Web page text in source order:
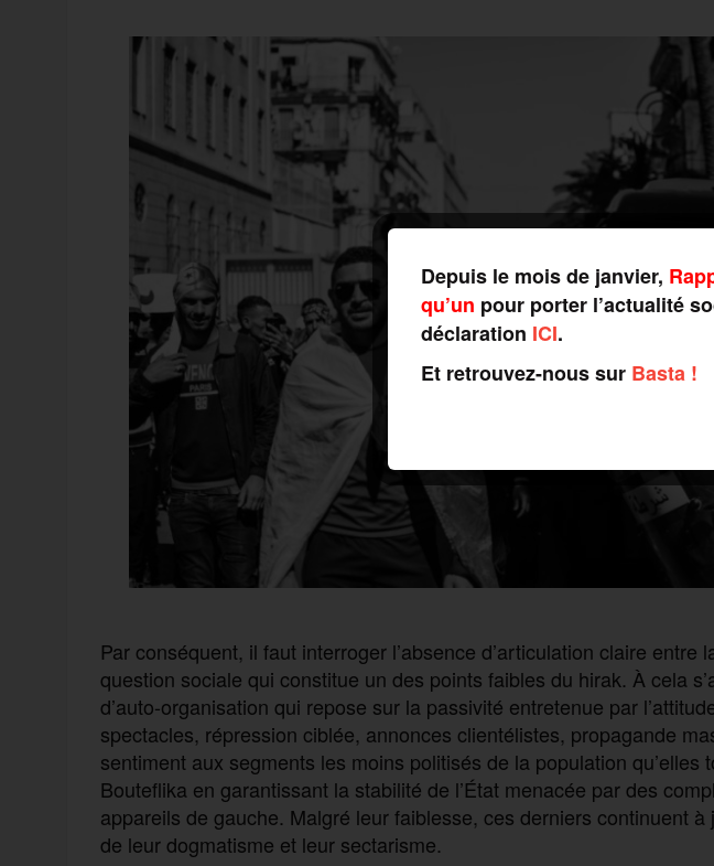
Par conséquent, il faut interroger l’absence d’articulation claire entre
question sociale qui constitue un des points faibles du hirak. À cela
d’auto-organisation qui repose sur la passivité entretenue par
spectacles, répression ciblée, annonces clientélistes, propagande
sentiment aux segments les moins politisés de la population qu’elles
Bouteflika en garantissant la stabilité de l’État menacée par des
appareils de gauche. Malgré leur faiblesse, ces derniers continuent
de leur dogmatisme et leur sectarisme.
Depuis le mois de janvier,
qu’un pour porter l’actualité
déclaration ICI.
Et retrouvez-nous sur Basta !